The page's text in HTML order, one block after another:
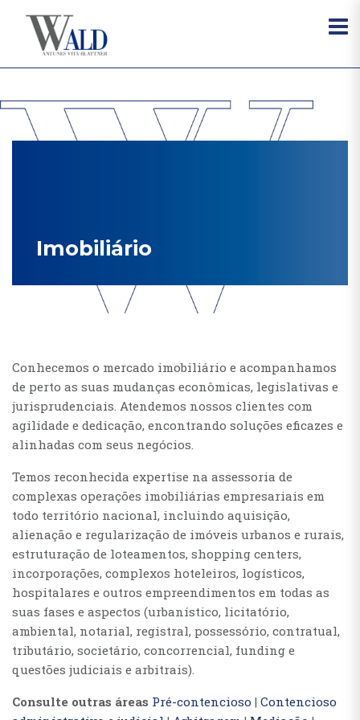
Imobiliário
Conhecemos o mercado imobiliário e acompanhamos
de perto as suas mudanças econômicas, legislativas e
jurisprudenciais. Atendemos nossos clientes com
agilidade e dedicação, encontrando soluções eficazes e
alinhadas com seus negócios.
Temos reconhecida expertise na assessoria de
complexas operações imobiliárias empresariais em
todo território nacional, incluindo aquisição,
alienação e regularização de imóveis urbanos e rurais,
estruturação de loteamentos, shopping centers,
incorporações, complexos hoteleiros, logísticos,
hospitalares e outros empreendimentos em todas as
suas fases e aspectos (urbanístico, licitatório,
ambiental, notarial, registral, possessório, contratual,
tributário, societário, concorrencial, funding e
questões judiciais e arbitrais).
Consulte outras áreas Pré-contencioso | Contencioso